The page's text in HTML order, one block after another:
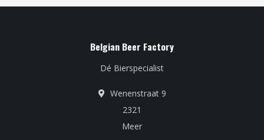
Belgian Beer Factory
Dé Bierspecialist
Wenenstraat 9
2321
Meer